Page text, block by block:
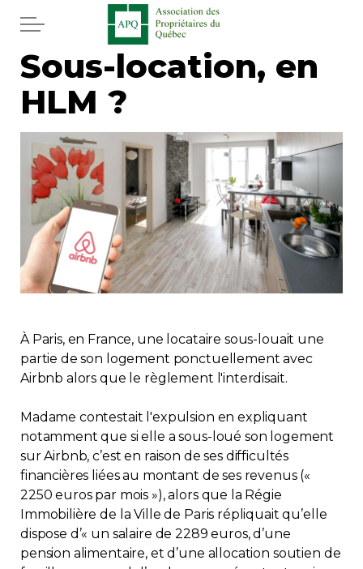
Aller au contenu principal
Accueil
Services
Actualités
Journal
Juridique
Mot de l'éditeur
Divers
Immobilier
Copropriété
Environnement
Rabais APQ
Sous-location, en
HLM ?
À Paris, en France, une locataire sous-louait une
partie de son logement ponctuellement avec
Airbnb alors que le règlement l'interdisait.
Madame contestait l'expulsion en expliquant
notamment que si elle a sous-loué son logement
sur Airbnb, c’est en raison de ses difficultés
financières liées au montant de ses revenus («
2250 euros par mois »), alors que la Régie
Immobilière de la Ville de Paris répliquait qu’elle
dispose d’« un salaire de 2289 euros, d’une
pension alimentaire, et d’une allocation soutien de